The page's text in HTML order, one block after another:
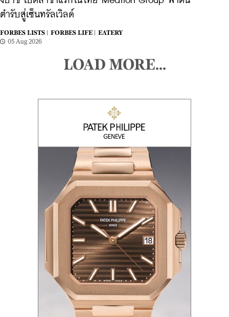
ตำรับสู่เซ็นทรัลเวิลด์
FORBES LISTS | FORBES LIFE |
EATERY
05 Aug 2026
LOAD MORE...